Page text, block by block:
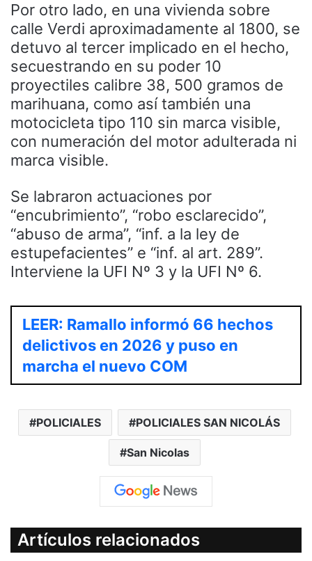
Por otro lado, en una vivienda sobre
calle Verdi aproximadamente al 1800, se
detuvo al tercer implicado en el hecho,
secuestrando en su poder 10
proyectiles calibre 38, 500 gramos de
marihuana, como así también una
motocicleta tipo 110 sin marca visible,
con numeración del motor adulterada ni
marca visible.
Se labraron actuaciones por
“encubrimiento”, “robo esclarecido”,
“abuso de arma”, “inf. a la ley de
estupefacientes” e “inf. al art. 289”.
Interviene la UFI Nº 3 y la UFI Nº 6.
LEER: Ramallo informó 66 hechos
delictivos en 2026 y puso en
marcha el nuevo COM
POLICIALES POLICIALES SAN NICOLÁS
San Nicolas
Artículos relacionados